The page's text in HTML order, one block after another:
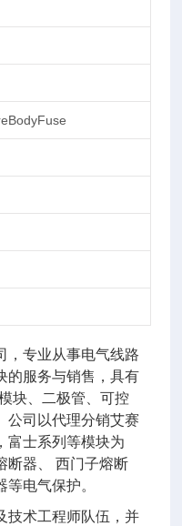
，专业从事电气线路
的服务与销售，具有
块、二极管、可控
公司以代理分销艾赛
富士系列等模块为
断器、 西门子熔断
电气保护。
技术工程师队伍，并